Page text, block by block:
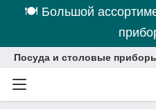
🍽 Большой
Посуда и столовые